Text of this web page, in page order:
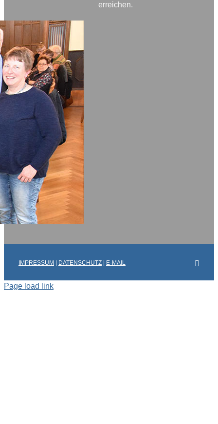
erreichen.
IMPRESSUM DATENSCHUTZ E-MAIL
Page load link